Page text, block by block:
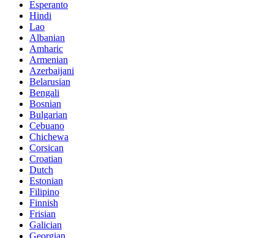
Esperanto
Hindi
Lao
Albanian
Amharic
Armenian
Azerbaijani
Belarusian
Bengali
Bosnian
Bulgarian
Cebuano
Chichewa
Corsican
Croatian
Dutch
Estonian
Filipino
Finnish
Frisian
Galician
Georgian